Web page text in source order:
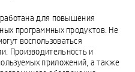
для повышения
программных продуктов. Не
воспользоваться
Производительность и
приложений, а также